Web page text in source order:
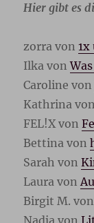
Hier gibt es
zorra von
Ilka von
Caroline
Kathrina
FEL!X von
Bettina von
Sarah von
Laura von
Birgit M.